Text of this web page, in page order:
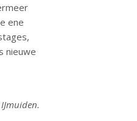
ene
nieuwe